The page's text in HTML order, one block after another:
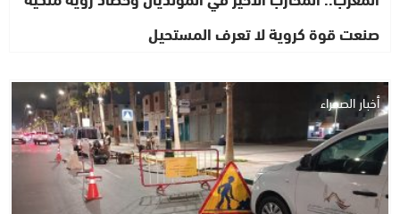
صنعت قوة كروية لا تعرف المستحيل
أخبار الصحراء